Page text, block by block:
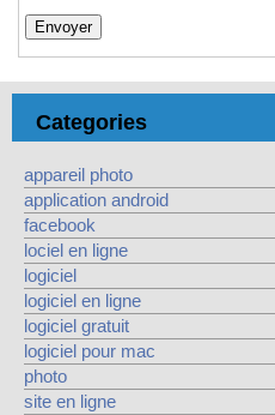
Categories
appareil photo
application android
facebook
lociel en ligne
logiciel
logiciel en ligne
logiciel gratuit
logiciel pour mac
photo
site en ligne